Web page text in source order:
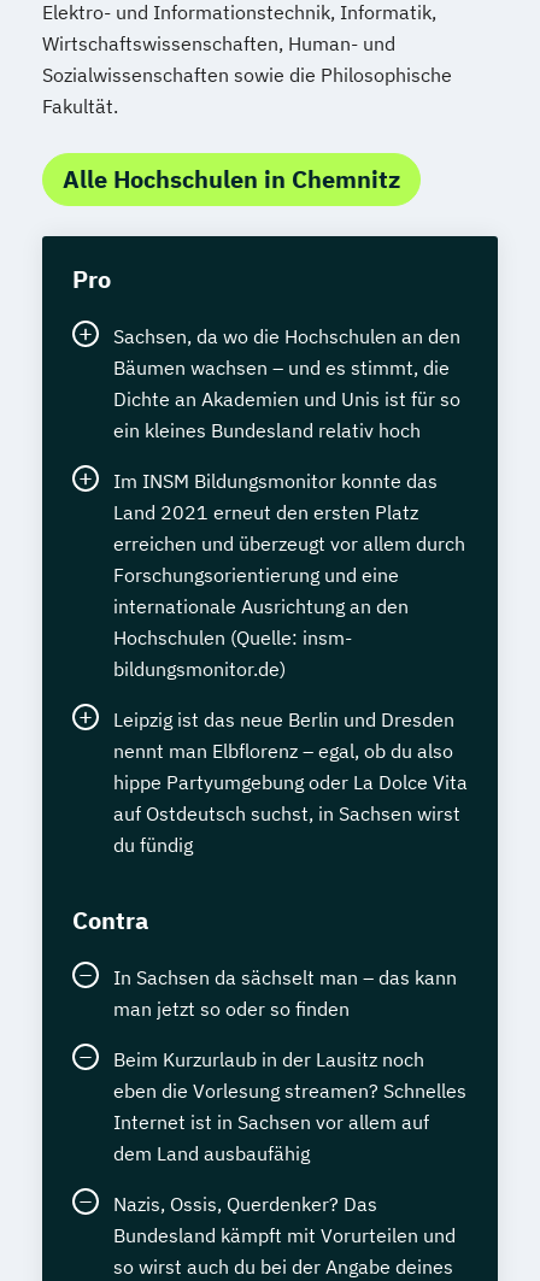
Elektro- und Informationstechnik, Informatik,
Wirtschaftswissenschaften, Human- und
Sozialwissenschaften sowie die Philosophische
Fakultät.
Alle Hochschulen in Chemnitz
Pro
Sachsen, da wo die Hochschulen an den
Bäumen wachsen – und es stimmt, die
Dichte an Akademien und Unis ist für so
ein kleines Bundesland relativ hoch
Im INSM Bildungsmonitor konnte das
Land 2021 erneut den ersten Platz
erreichen und überzeugt vor allem durch
Forschungsorientierung und eine
internationale Ausrichtung an den
Hochschulen (Quelle: insm-
bildungsmonitor.de)
Leipzig ist das neue Berlin und Dresden
nennt man Elbflorenz – egal, ob du also
hippe Partyumgebung oder La Dolce Vita
auf Ostdeutsch suchst, in Sachsen wirst
du fündig
Contra
In Sachsen da sächselt man – das kann
man jetzt so oder so finden
Beim Kurzurlaub in der Lausitz noch
eben die Vorlesung streamen? Schnelles
Internet ist in Sachsen vor allem auf
dem Land ausbaufähig
Nazis, Ossis, Querdenker? Das
Bundesland kämpft mit Vorurteilen und
so wirst auch du bei der Angabe deines